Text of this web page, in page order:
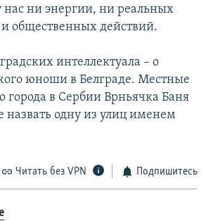
нас ни энергии, ни реальных
общественных действий.
интеллектуала – о
юноши в Белграде. Местные
города в Сербии Врньячка Баня
одну из улиц именем
Читать без VPN Подпишитесь